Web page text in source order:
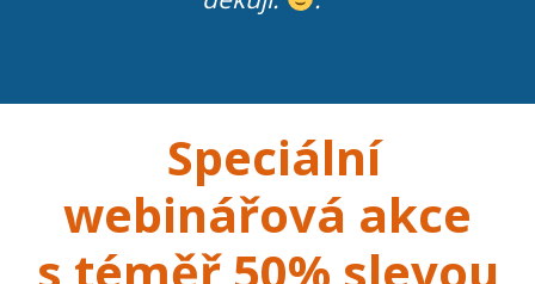
Speciální
webinářová akce